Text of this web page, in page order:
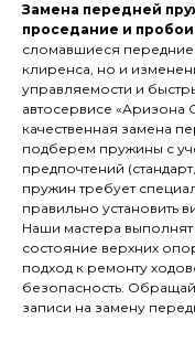
Замена передней
проседание и
сломавшиеся
клиренса, но и
управляемости и
автосервисе «Аризона
качественная замена
подберем пружины с
предпочтений
пружин требует
правильно установить
Наши мастера
состояние верхних
подход к ремонту
безопасность.
записи на замену